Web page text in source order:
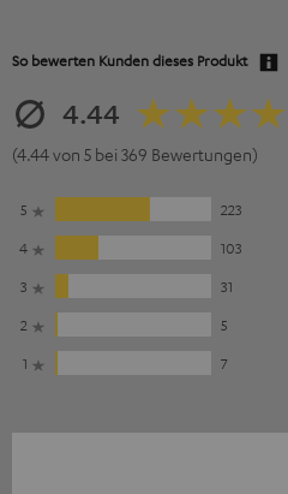
So bewerten Kunden dieses Produkt
4.44
(4.44 von 5 bei 369 Bewertungen)
5
223
4
103
3
31
2
5
1
7